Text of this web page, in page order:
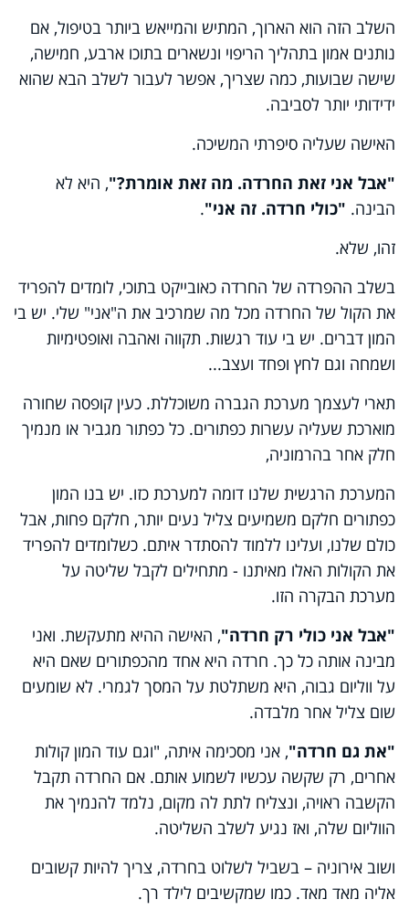
השלב הזה הוא הארוך, המתיש והמייאש ביותר בטיפול, אם
נותנים אמון בתהליך הריפוי ונשארים בתוכו ארבע, חמישה,
שישה שבועות, כמה שצריך, אפשר לעבור לשלב הבא שהוא
ידידותי יותר לסביבה.
האישה שעליה סיפרתי המשיכה.
"אבל אני זאת החרדה. מה זאת אומרת?", היא לא
הבינה. "כולי חרדה. זה אני".
זהו, שלא.
בשלב ההפרדה של החרדה כאובייקט בתוכי, לומדים להפריד
את הקול של החרדה מכל מה שמרכיב את ה"אני" שלי. יש בי
המון דברים. יש בי עוד רגשות. תקווה ואהבה ואופטימיות
ושמחה וגם לחץ ופחד ועצב...
תארי לעצמך מערכת הגברה משוכללת. כעין קופסה שחורה
מוארכת שעליה עשרות כפתורים. כל כפתור מגביר או מנמיך
חלק אחר בהרמוניה,
המערכת הרגשית שלנו דומה למערכת כזו. יש בנו המון
כפתורים חלקם משמיעים צליל נעים יותר, חלקם פחות, אבל
כולם שלנו, ועלינו ללמוד להסתדר איתם. כשלומדים להפריד
את הקולות האלו מאיתנו - מתחילים לקבל שליטה על
מערכת הבקרה הזו.
"אבל אני כולי רק חרדה", האישה ההיא מתעקשת. ואני
מבינה אותה כל כך. חרדה היא אחד מהכפתורים שאם היא
על ווליום גבוה, היא משתלטת על המסך לגמרי. לא שומעים
שום צליל אחר מלבדה.
"את גם חרדה", אני מסכימה איתה, "וגם עוד המון קולות
אחרים, רק שקשה עכשיו לשמוע אותם. אם החרדה תקבל
הקשבה ראויה, ונצליח לתת לה מקום, נלמד להנמיך את
הווליום שלה, ואז נגיע לשלב השליטה.
ושוב אירוניה – בשביל לשלוט בחרדה, צריך להיות קשובים
אליה מאד מאד. כמו שמקשיבים לילד רך.